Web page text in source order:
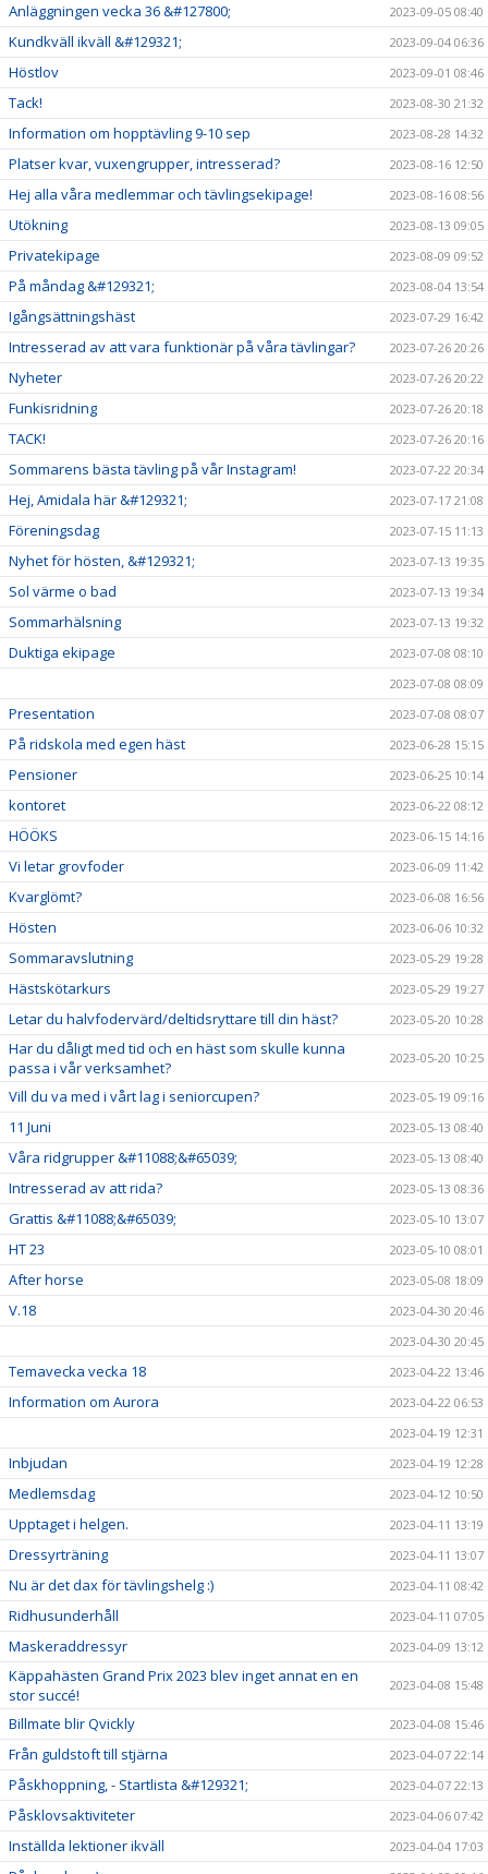
Anläggningen vecka 36 &#127800; 2023-09-05 08:40
Kundkväll ikväll &#129321; 2023-09-04 06:36
Höstlov 2023-09-01 08:46
Tack! 2023-08-30 21:32
Information om hopptävling 9-10 sep 2023-08-28 14:32
Platser kvar, vuxengrupper, intresserad? 2023-08-16 12:50
Hej alla våra medlemmar och tävlingsekipage! 2023-08-16 08:56
Utökning 2023-08-13 09:05
Privatekipage 2023-08-09 09:52
På måndag &#129321; 2023-08-04 13:54
Igångsättningshäst 2023-07-29 16:42
Intresserad av att vara funktionär på våra tävlingar? 2023-07-26 20:26
Nyheter 2023-07-26 20:22
Funkisridning 2023-07-26 20:18
TACK! 2023-07-26 20:16
Sommarens bästa tävling på vår Instagram! 2023-07-22 20:34
Hej, Amidala här &#129321; 2023-07-17 21:08
Föreningsdag 2023-07-15 11:13
Nyhet för hösten, &#129321; 2023-07-13 19:35
Sol värme o bad 2023-07-13 19:34
Sommarhälsning 2023-07-13 19:32
Duktiga ekipage
2023-07-08 08:10
2023-07-08 08:09
Presentation 2023-07-08 08:07
På ridskola med egen häst 2023-06-28 15:15
Pensioner 2023-06-25 10:14
kontoret 2023-06-22 08:12
HÖÖKS 2023-06-15 14:16
Vi letar grovfoder 2023-06-09 11:42
Kvarglömt? 2023-06-08 16:56
Hösten 2023-06-06 10:32
Sommaravslutning 2023-05-29 19:28
Hästskötarkurs 2023-05-29 19:27
Letar du halvfodervärd/deltidsryttare till din häst? 2023-05-20 10:28
Har du dåligt med tid och en häst som skulle kunna
passa i vår verksamhet?
2023-05-20 10:25
Vill du va med i vårt lag i seniorcupen? 2023-05-19 09:16
11 Juni 2023-05-13 08:40
Våra ridgrupper &#11088;&#65039; 2023-05-13 08:40
Intresserad av att rida? 2023-05-13 08:36
Grattis &#11088;&#65039; 2023-05-10 13:07
HT 23 2023-05-10 08:01
After horse 2023-05-08 18:09
V.18
2023-04-30 20:46
2023-04-30 20:45
Temavecka vecka 18 2023-04-22 13:46
Information om Aurora
2023-04-22 06:53
2023-04-19 12:31
Inbjudan 2023-04-19 12:28
Medlemsdag 2023-04-12 10:50
Upptaget i helgen. 2023-04-11 13:19
Dressyrträning 2023-04-11 13:07
Nu är det dax för tävlingshelg :) 2023-04-11 08:42
Ridhusunderhåll 2023-04-11 07:05
Maskeraddressyr 2023-04-09 13:12
Käppahästen Grand Prix 2023 blev inget annat en en
stor succé!
2023-04-08 15:48
Billmate blir Qvickly 2023-04-08 15:46
Från guldstoft till stjärna 2023-04-07 22:14
Påskhoppning, - Startlista &#129321; 2023-04-07 22:13
Påsklovsaktiviteter 2023-04-06 07:42
Inställda lektioner ikväll 2023-04-04 17:03